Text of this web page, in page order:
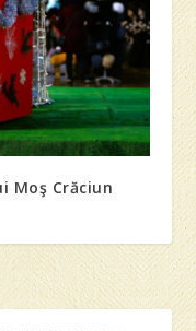
Moş Crăciun